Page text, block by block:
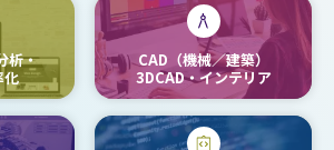
析・
化
CAD（機械／建築）
3DCAD・インテリア